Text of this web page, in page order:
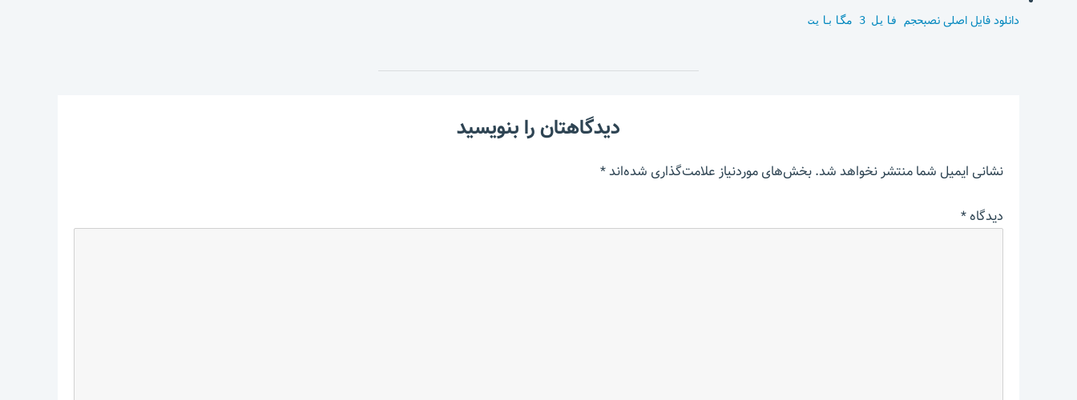
دانلود فایل اصلی نصبحجم فایل 3 مگابایت
دیدگاهتان را بنویسید
نشانی ایمیل شما منتشر نخواهد شد.بخش‌های موردنیاز علامت‌گذاری شده‌اند*
دیدگاه*